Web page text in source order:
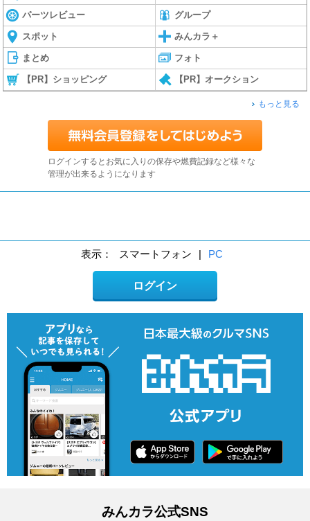
パーツレビュー グループ
スポット みんカラ＋
まとめ フォト
【PR】ショッピング 【PR】オークション
もっと見る
ログインするとお気に入りの保存や燃費記録など様々な
管理が出来るようになります
表示： スマートフォン | PC
ログイン
みんカラ公式SNS